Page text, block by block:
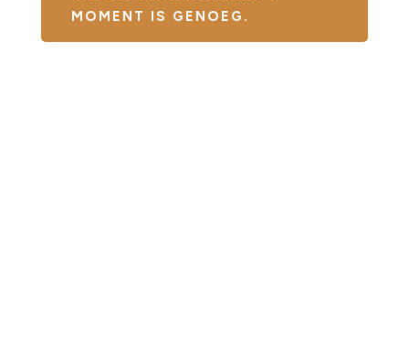
MOMENT IS GENOEG.